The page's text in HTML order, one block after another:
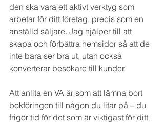
den ska vara ett aktivt verktyg som
arbetar för ditt företag, precis som en
anställd säljare. Jag hjälper till att
skapa och förbättra hemsidor så att de
inte bara ser bra ut, utan också
konverterar besökare till kunder.
Att anlita en VA är som att lämna bort
bokföringen till någon du litar på – du
frigör tid för det som är viktigast för ditt